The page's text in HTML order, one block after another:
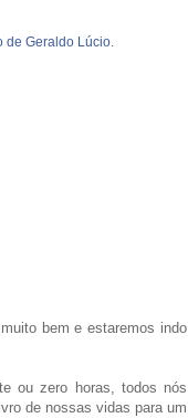
bem e estaremos indo
ou zero horas, todos nós
de nossas vidas para um